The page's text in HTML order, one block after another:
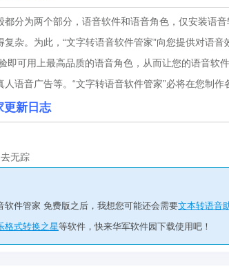
为两个部分，语音软件和语音角色，仅安装语音
杂。为此，“文字转语音软件管家”向您提供对语
即可用上最高品质的语音角色，从而让您的语音软
语音广告等。“文字转语音软件管家”必将在您制作
更新日志
无踪
软件管家 免费版之后，我想您可能还会需要文本转语音
格式转换之星等软件，快来华军软件园下载使用吧！